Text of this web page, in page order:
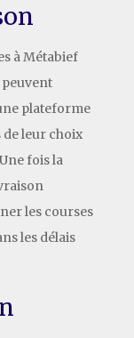
à Métabief
peuvent
plateforme
de leur choix
fois la
les courses
les délais